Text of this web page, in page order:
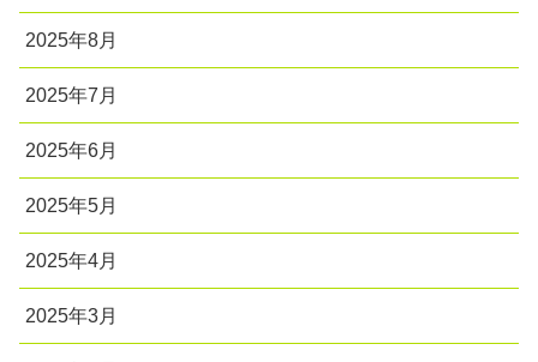
2025年8月
2025年7月
2025年6月
2025年5月
2025年4月
2025年3月